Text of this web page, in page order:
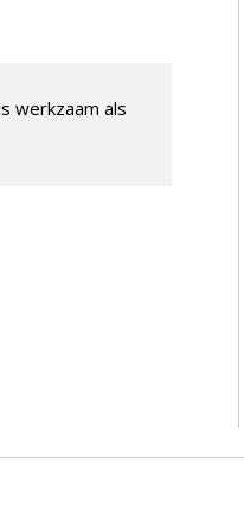
werkzaam als